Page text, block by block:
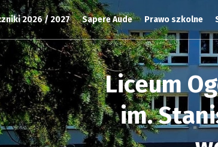
Liceum
im.
2026 / 2027 Sapere Aude Prawo szkolne